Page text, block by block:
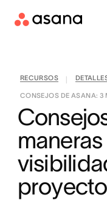
RECURSOS
CONSEJOS DE ASANA: 3